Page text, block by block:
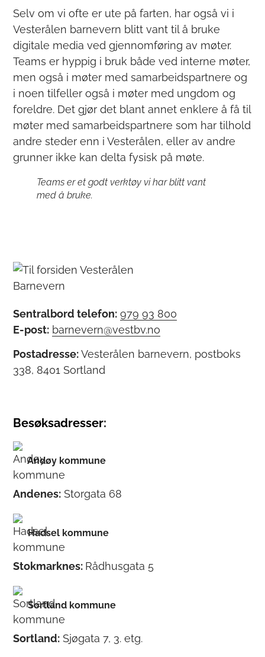
Selv om vi ofte er ute på farten, har også vi i
Vesterålen barnevern blitt vant til å bruke
digitale media ved gjennomføring av møter.
Teams er hyppig i bruk både ved interne møter,
men også i møter med samarbeidspartnere og
i noen tilfeller også i møter med ungdom og
foreldre. Det gjør det blant annet enklere å få til
møter med samarbeidspartnere som har tilhold
andre steder enn i Vesterålen, eller av andre
grunner ikke kan delta fysisk på møte.
Teams er et godt verktøy vi har blitt vant
med å bruke.
Sentralbord telefon: 979 93 800
E-post: barnevern@vestbv.no
Postadresse:Vesterålen barnevern, postboks
338, 8401 Sortland
Besøksadresser:
Andøy kommune
Andenes: Storgata 68
Hadsel kommune
Stokmarknes: Rådhusgata 5
Sortland kommune
Sortland: Sjøgata 7, 3. etg.